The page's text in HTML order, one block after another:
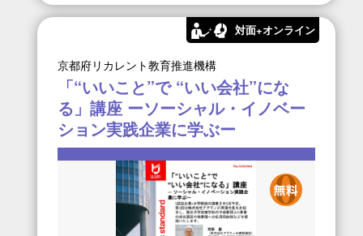
対面+オンライン
京都府リカレント教育推進機構
「“いいこと”で “いい会社”にな
る」講座 ーソーシャル・イノベー
ション実践企業に学ぶー